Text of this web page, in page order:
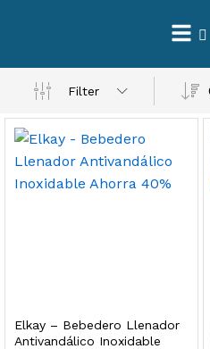
Filter
Elkay – Bebedero Llenador
Antivandálico Inoxidable
– Máxima Calidad En
3,900.00
al carrito
al carrito